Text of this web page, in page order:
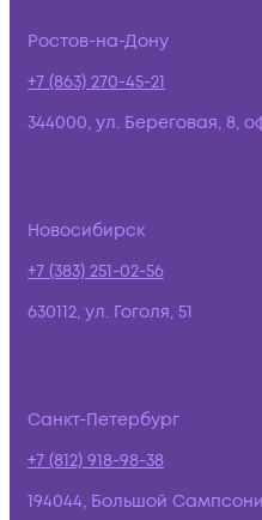
Ростов-на-Дону
+7 (863) 270-45-21
344000, ул. Береговая, 8,
Новосибирск
+7 (383) 251-02-56
630112, ул. Гоголя, 51
Санкт-Петербург
+7 (812) 918-98-38
194044, Большой